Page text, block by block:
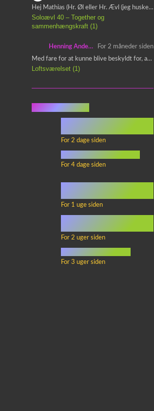
Hej Mathias (Hr. Øl eller Hr. Ævl (jeg husker ikke…
Soloævl 40 – Together og
sammenhængskraft (1)
Henning Andersen
For 2 måneder siden
Med fare for at kunne blive beskyldt for, at være…
Loftsværelset (1)
Seneste indlæg
For 2 dage siden
For 4 dage siden
For 1 uge siden
For 2 uger siden
For 3 uger siden